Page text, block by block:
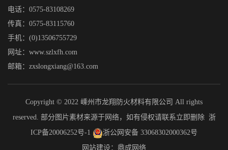
电话：0575-83108269
传真：0575-83115760
手机：(0)13506755729
网址：www.szlxfh.com
邮箱：zxslongxiang@163.com
Copyright © 2022 嵊州市龙翔防火材料有限公司 All rights
reserved. 部分图片素材来源于网络，如有侵权请联系立即删除 浙
ICP备20006252号-1
浙公网安备 33068302000362号
网站建设：鼎成网络